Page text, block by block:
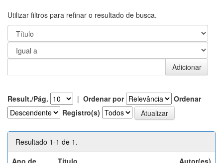
Utilizar filtros para refinar o resultado de busca.
Result./Pág. | Ordenar por
Ordenar
Registro(s)
Resultado 1-1 de 1.
Ano de
Título Autor(es)